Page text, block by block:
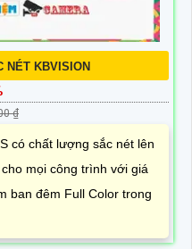
NÉT KBVISION
₫
có chất lượng sắc nét lên
mọi công trình với giá
ban đêm Full Color trong